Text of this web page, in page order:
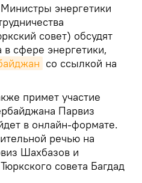
Министры энергетики
совет) обсудят
в сфере энергетики,
со ссылкой на
примет участие
Парвиз
в онлайн-формате.
речью на
Шахбазов и
совета Багдад